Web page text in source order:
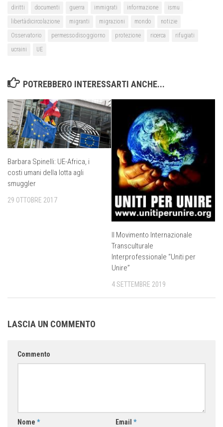
diritti
documenti guerra immigrati informazione
ismu
libertàdicircolazione
migranti migrazioni mondo
notizie
Osservatorio
permessodisoggiorno protezione ricerca
rifugiati
ucraini
UE
POTREBBERO INTERESSARTI ANCHE...
Barbara Spinelli: UE-Africa, i
costi umani della lotta agli
smuggler
29 OTTOBRE 2017
Il Movimento Internazionale
Transculturale
Interprofessionale “Uniti per
Unire”
4 SETTEMBRE 2019
LASCIA UN COMMENTO
Commento
Nome * Email *